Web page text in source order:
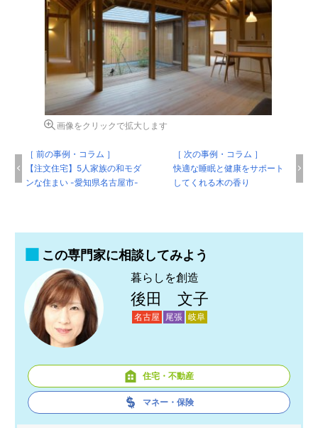
画像をクリックで拡大します
［ 前の事例・コラム ］
【注文住宅】5人家族の和モダ
ンな住まい -愛知県名古屋市-
［ 次の事例・コラム ］
快適な睡眠と健康をサポート
してくれる木の香り
この専門家に相談してみよう
暮らしを創造
後田 文子
名古屋 尾張 岐阜
住宅・不動産
マネー・保険